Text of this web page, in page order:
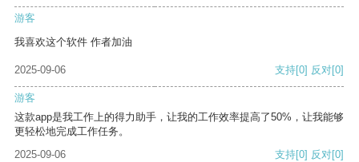
游客
我喜欢这个软件 作者加油
2025-09-06 支持[0] 反对[0]
游客
这款app是我工作上的得力助手，让我的工作效率提高了50%，让我能够
更轻松地完成工作任务。
2025-09-06
支持[0] 反对[0]